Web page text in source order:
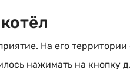
На его территории
нажимать на кнопку